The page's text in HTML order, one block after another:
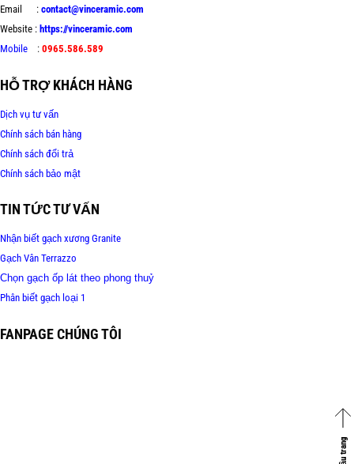
Email : contact@vinceramic.com
Website : https://vinceramic.com
Mobile : 0965.586.589
HỖ TRỢ KHÁCH HÀNG
Dịch vụ tư vấn
Chính sách bán hàng
Chính sách đổi trả
Chính sách bảo mật
TIN TỨC TƯ VẤN
Nhận biết gạch xương Granite
Gạch Vân Terrazzo
Chọn gạch ốp lát theo phong thuỷ
Phân biết gạch loại 1
FANPAGE CHÚNG TÔI